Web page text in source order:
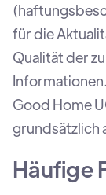
für die
Qualität der
Good Home
grundsätzlich
Häufige